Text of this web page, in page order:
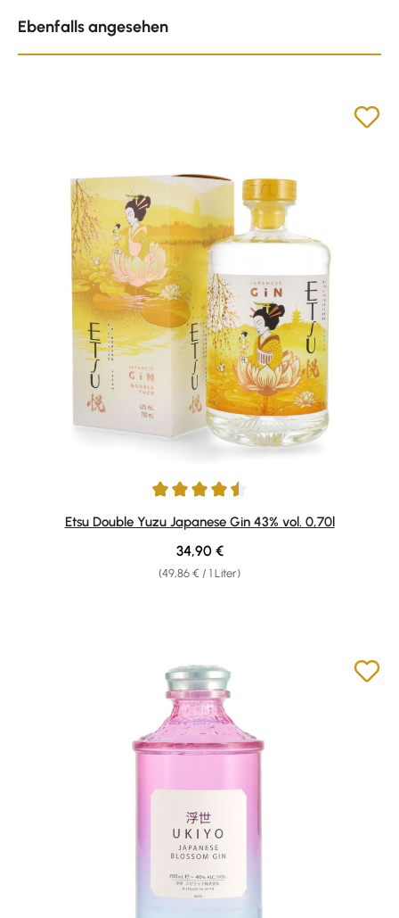
Ebenfalls angesehen
Durchschnittliche Bewertung von 4.57 von 5 Sternen
Etsu Double Yuzu Japanese Gin 43% vol. 0,70l
(49,86 € / 1 Liter)
Regulärer Preis:
34,90 €